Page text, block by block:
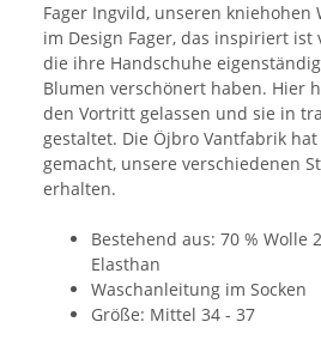
Fager Ingvild, unseren kniehohen
im Design Fager, das inspiriert ist
die ihre Handschuhe
Blumen verschönert haben. Hier
den Vortritt gelassen und sie in
gestaltet. Die Öjbro Vantfabrik
gemacht, unsere verschiedenen
erhalten.
Bestehend aus: 70 % Wolle
Elasthan
Waschanleitung im Socken
Größe: Mittel 34 - 37